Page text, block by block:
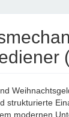
strukturierte
modernen